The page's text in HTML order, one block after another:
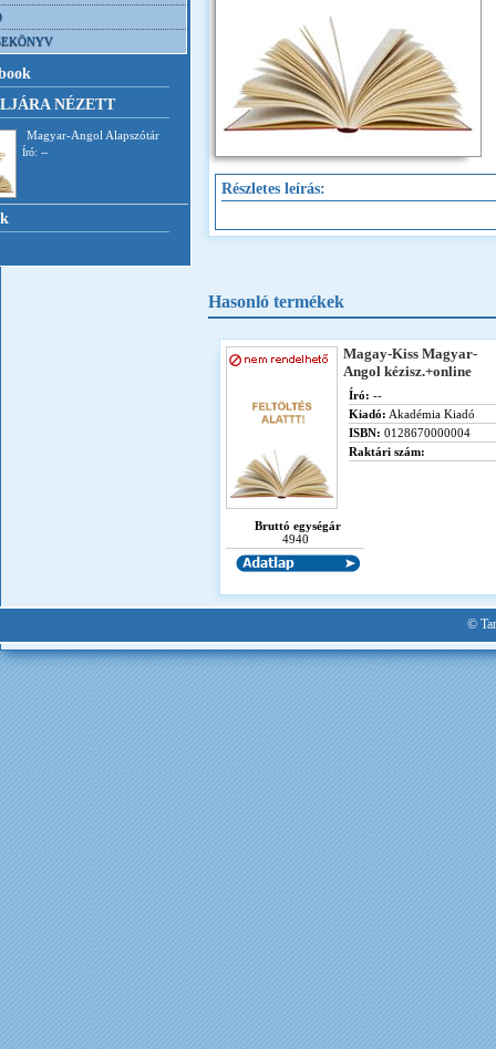
NÉZETT
Magyar-Angol Alapszótár
Író: --
Részletes leírás:
Hasonló termékek
Magay-Kiss Magyar-
Angol kézisz.+online
Író: --
Kiadó: Akadémia Kiadó
ISBN: 0128670000004
Raktári szám:
Bruttó egységár
4940
©